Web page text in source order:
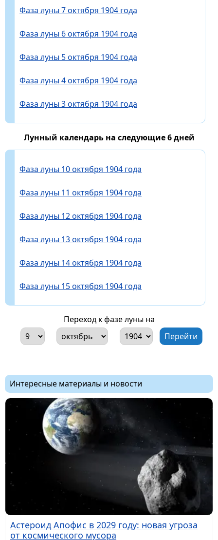
Фаза луны 7 октября 1904 года
Фаза луны 6 октября 1904 года
Фаза луны 5 октября 1904 года
Фаза луны 4 октября 1904 года
Фаза луны 3 октября 1904 года
Лунный календарь на следующие 6 дней
Фаза луны 10 октября 1904 года
Фаза луны 11 октября 1904 года
Фаза луны 12 октября 1904 года
Фаза луны 13 октября 1904 года
Фаза луны 14 октября 1904 года
Фаза луны 15 октября 1904 года
Переход к фазе луны на
Интересные материалы и новости
Астероид Апофис в 2029 году: новая угроза
от космического мусора